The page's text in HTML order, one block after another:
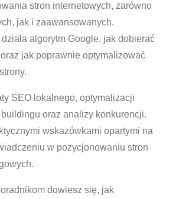
stron internetowych, zarówno
jak i zaawansowanych.
algorytm Google, jak dobierać
jak poprawnie optymalizować
SEO lokalnego, optymalizacji
oraz analizy konkurencji.
wskazówkami opartymi na
w pozycjonowaniu stron
dowiesz się, jak